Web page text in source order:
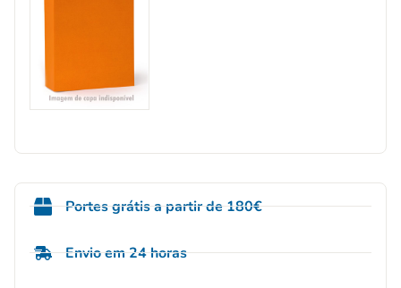
Portes grátis a partir de 180€
Envio em 24 horas